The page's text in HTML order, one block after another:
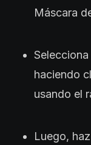
Máscara
haciendo
usando el
Luego,